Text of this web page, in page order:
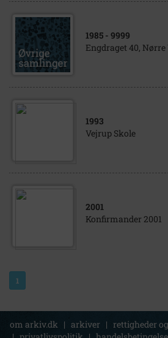
1985 - 9999
Engdraget 40,
1993
Vejrup Skole
2001
Konfirmander 2001
1
om arkiv.dk | arkiver | rettigheder